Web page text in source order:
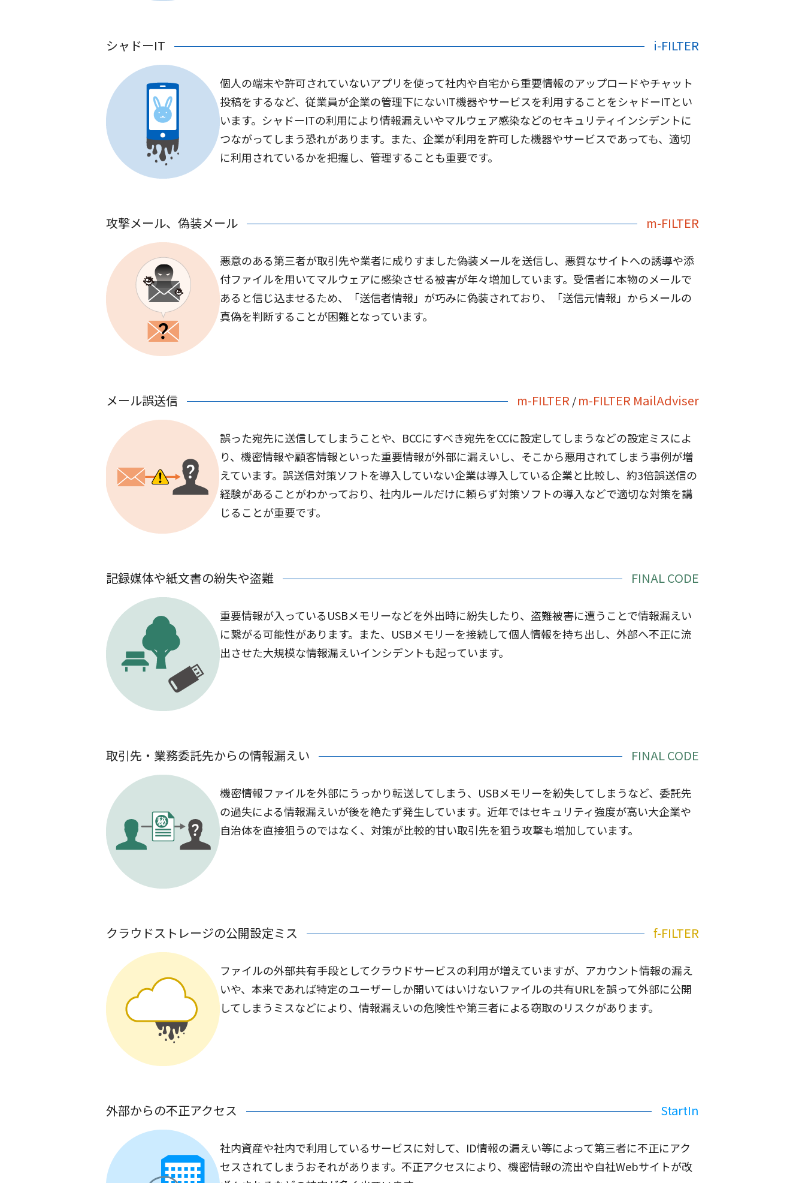
シャドーIT i-FILTER
個人の端末や許可されていないアプリを使って社内や自宅から重要情報のアップロードやチャット
投稿をするなど、従業員が企業の管理下にないIT機器やサービスを利用することをシャドーITとい
います。シャドーITの利用により情報漏えいやマルウェア感染などのセキュリティインシデントに
つながってしまう恐れがあります。また、企業が利用を許可した機器やサービスであっても、適切
に利用されているかを把握し、管理することも重要です。
攻撃メール、偽装メール m-FILTER
悪意のある第三者が取引先や業者に成りすました偽装メールを送信し、悪質なサイトへの誘導や添
付ファイルを用いてマルウェアに感染させる被害が年々増加しています。受信者に本物のメールで
あると信じ込ませるため、「送信者情報」が巧みに偽装されており、「送信元情報」からメールの
真偽を判断することが困難となっています。
メール誤送信 m-FILTER m-FILTER MailAdviser
誤った宛先に送信してしまうことや、BCCにすべき宛先をCCに設定してしまうなどの設定ミスによ
り、機密情報や顧客情報といった重要情報が外部に漏えいし、そこから悪用されてしまう事例が増
えています。誤送信対策ソフトを導入していない企業は導入している企業と比較し、約3倍誤送信の
経験があることがわかっており、社内ルールだけに頼らず対策ソフトの導入などで適切な対策を講
じることが重要です。
記録媒体や紙文書の紛失や盗難 FINAL CODE
重要情報が入っているUSBメモリーなどを外出時に紛失したり、盗難被害に遭うことで情報漏えい
に繋がる可能性があります。また、USBメモリーを接続して個人情報を持ち出し、外部へ不正に流
出させた大規模な情報漏えいインシデントも起っています。
取引先・業務委託先からの情報漏えい FINAL CODE
機密情報ファイルを外部にうっかり転送してしまう、USBメモリーを紛失してしまうなど、委託先
の過失による情報漏えいが後を絶たず発生しています。近年ではセキュリティ強度が高い大企業や
自治体を直接狙うのではなく、対策が比較的甘い取引先を狙う攻撃も増加しています。
クラウドストレージの公開設定ミス f-FILTER
ファイルの外部共有手段としてクラウドサービスの利用が増えていますが、アカウント情報の漏え
いや、本来であれば特定のユーザーしか開いてはいけないファイルの共有URLを誤って外部に公開
してしまうミスなどにより、情報漏えいの危険性や第三者による窃取のリスクがあります。
外部からの不正アクセス StartIn
社内資産や社内で利用しているサービスに対して、ID情報の漏えい等によって第三者に不正にアク
セスされてしまうおそれがあります。不正アクセスにより、機密情報の流出や自社Webサイトが改